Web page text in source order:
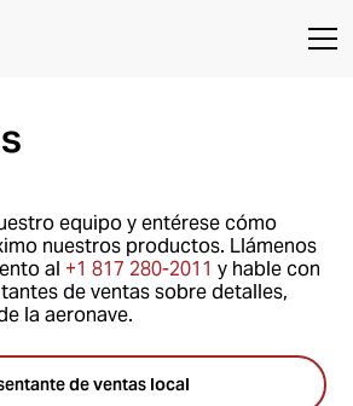
equipo y entérese cómo
nuestros productos. Llámenos
al +1 817 280-2011 y hable con
de ventas sobre detalles,
la aeronave.
de ventas local